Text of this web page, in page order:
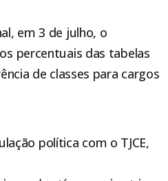
em 3 de julho, o
percentuais das tabelas
de classes para cargos
política com o TJCE,